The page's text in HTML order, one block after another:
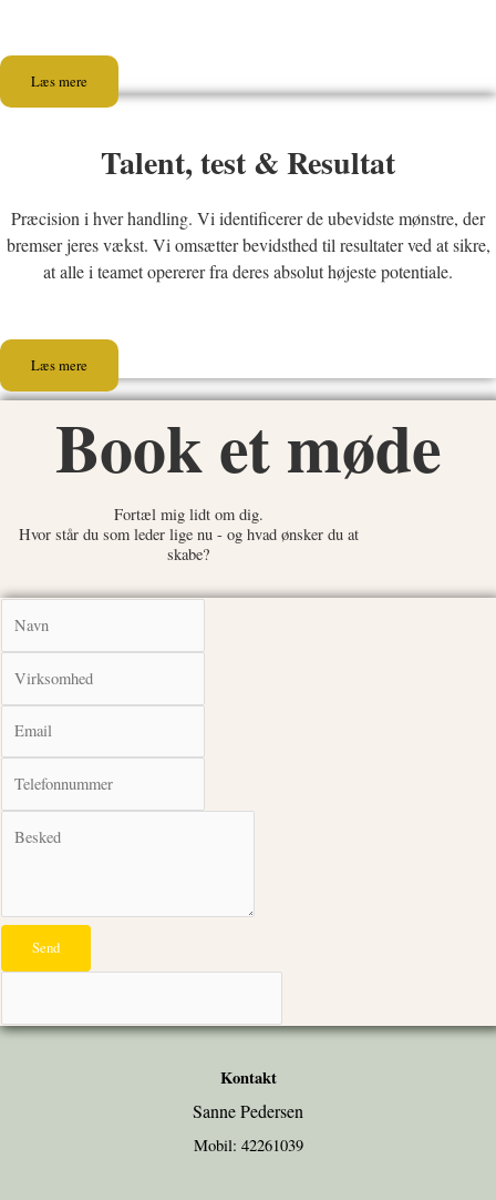
Læs mere
Talent, test & Resultat
Præcision i hver handling. Vi identificerer de ubevidste mønstre, der
bremser jeres vækst. Vi omsætter bevidsthed til resultater ved at sikre,
at alle i teamet opererer fra deres absolut højeste potentiale.
Læs mere
Book et møde
Fortæl mig lidt om dig.
Hvor står du som leder lige nu - og hvad ønsker du at
skabe?
Send
Kontakt
Sanne Pedersen
Mobil: 42261039